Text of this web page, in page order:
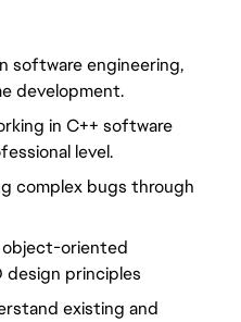
software engineering,
development.
in C++ software
level.
complex bugs through
oriented
design principles
existing and